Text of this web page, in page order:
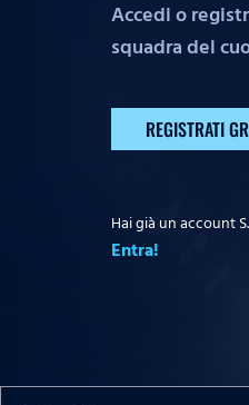
Accedi o
squadra del
REGISTRATI
Hai già un account
Entra!